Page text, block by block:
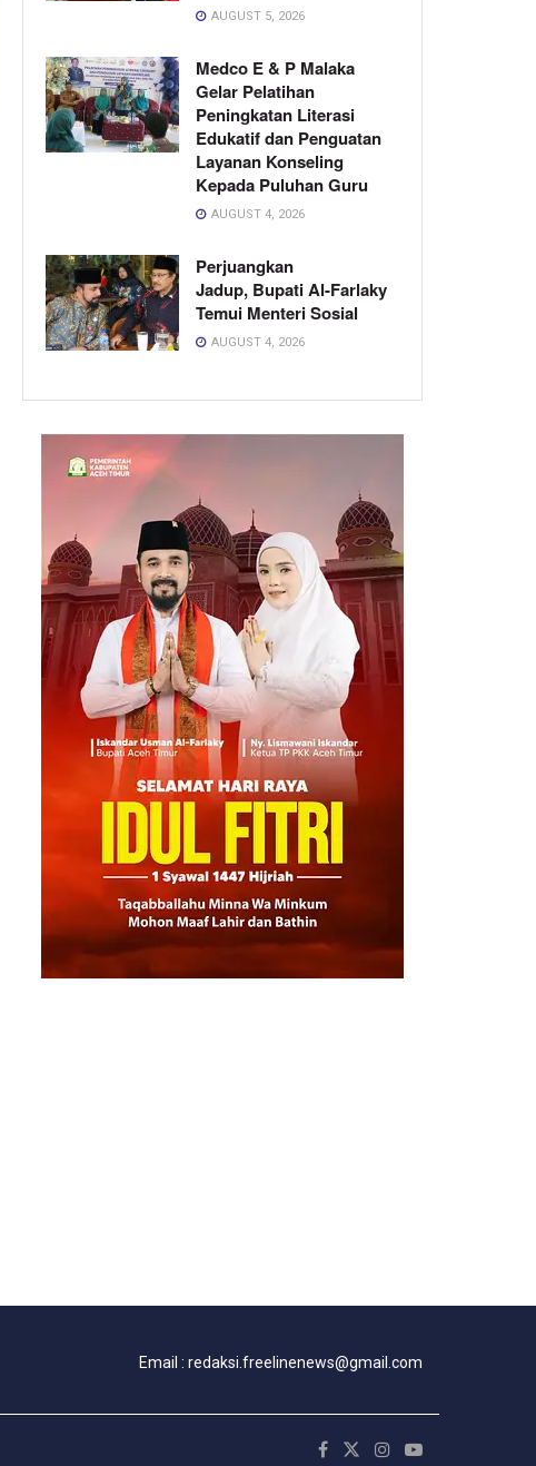
AUGUST 5, 2026
Medco E & P Malaka
Gelar Pelatihan
Peningkatan Literasi
Edukatif dan Penguatan
Layanan Konseling
Kepada Puluhan Guru
AUGUST 4, 2026
Perjuangkan
Jadup, Bupati Al-Farlaky
Temui Menteri Sosial
AUGUST 4, 2026
Email : redaksi.freelinenews@gmail.com